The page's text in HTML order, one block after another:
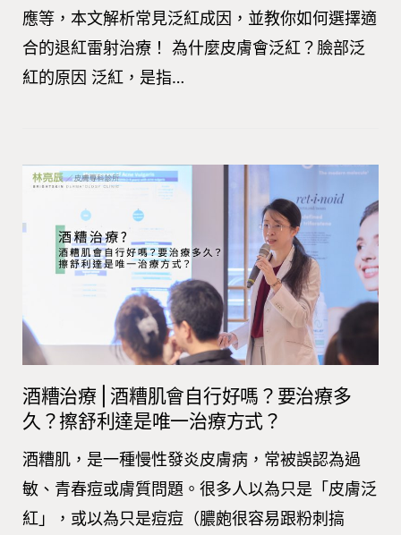
應等，本文解析常見泛紅成因，並教你如何選擇適
合的退紅雷射治療！ 為什麼皮膚會泛紅？臉部泛
紅的原因 泛紅，是指…
酒糟治療⎪酒糟肌會自行好嗎？要治療多
久？擦舒利達是唯一治療方式？
酒糟肌，是一種慢性發炎皮膚病，常被誤認為過
敏、青春痘或膚質問題。很多人以為只是「皮膚泛
紅」，或以為只是痘痘（膿皰很容易跟粉刺搞